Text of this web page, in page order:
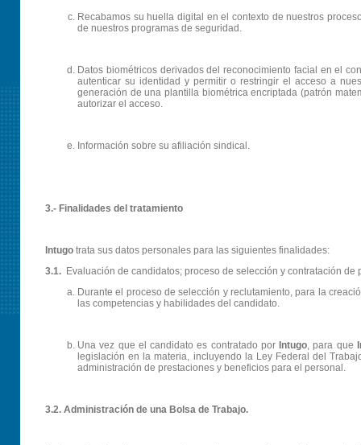
Recabamos su huella digital en el contexto de nuestros
de nuestros programas de seguridad.
Datos biométricos derivados del reconocimiento facial en el
autenticar su identidad y permitir o restringir el acceso a
generación de una plantilla biométrica encriptada (patrón
autorizar el acceso.
Información sobre su afiliación sindical.
3.- Finalidades del tratamiento
Intugo trata sus datos personales para las siguientes finalidades:
3.1. Evaluación de candidatos; proceso de selección y contratación de
Durante el proceso de selección y reclutamiento, para la
las competencias y habilidades del candidato.
Una vez que el candidato es contratado por Intugo, para que
legislación en la materia, incluyendo la Ley Federal del
administración de prestaciones y beneficios para el personal.
3.2. Administración de una Bolsa de Trabajo.